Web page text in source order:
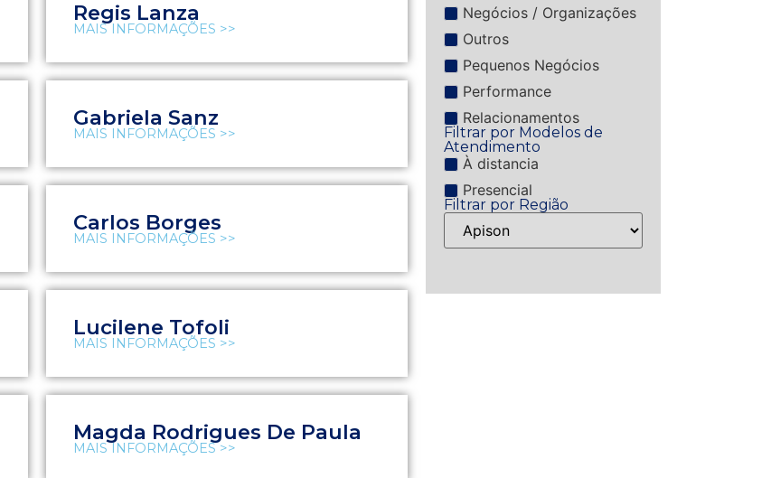
Regis Lanza
MAIS INFORMAÇÕES >>
Gabriela Sanz
MAIS INFORMAÇÕES >>
Carlos Borges
MAIS INFORMAÇÕES >>
Lucilene Tofoli
MAIS INFORMAÇÕES >>
Magda Rodrigues De Paula
MAIS INFORMAÇÕES >>
Negócios / Organizações
Outros
Pequenos Negócios
Performance
Relacionamentos
Filtrar por Modelos de
Atendimento
À distancia
Presencial
Filtrar por Região